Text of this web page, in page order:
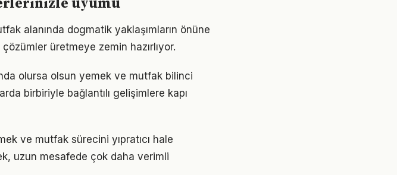
uyumu
alanında dogmatik yaklaşımların önüne
üretmeye zemin hazırlıyor.
olursa olsun yemek ve mutfak bilinci
birbiriyle bağlantılı gelişimlere kapı
ve mutfak sürecini yıpratıcı hale
uzun mesafede çok daha verimli